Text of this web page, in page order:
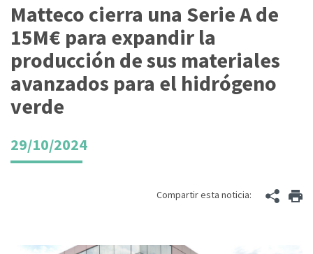
Matteco cierra una Serie A de
15M€ para expandir la
producción de sus materiales
avanzados para el hidrógeno
verde
29/10/2024
Compartir esta noticia: